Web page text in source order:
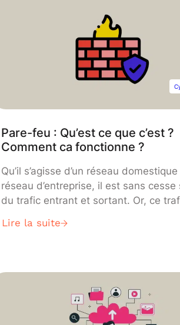
gérer les dépenses Cloud à l’échelle de
Pare-feu : Qu’est ce que c’est ?
Comment ca fonctionne ?
Qu’il s’agisse d’un réseau domestique
réseau d’entreprise, il est sans cesse
du trafic entrant et sortant. Or, ce
simplement des requêtes non
fonctionnement, leur évolution et
Lire la suite